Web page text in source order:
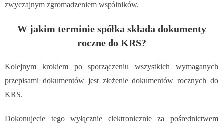
zwyczajnym zgromadzeniem wspólników.
W jakim terminie spółka składa dokumenty
roczne do KRS?
Kolejnym krokiem po sporządzeniu wszystkich wymaganych
przepisami dokumentów jest złożenie dokumentów rocznych do
KRS.
Dokonujecie tego wyłącznie elektronicznie za pośrednictwem